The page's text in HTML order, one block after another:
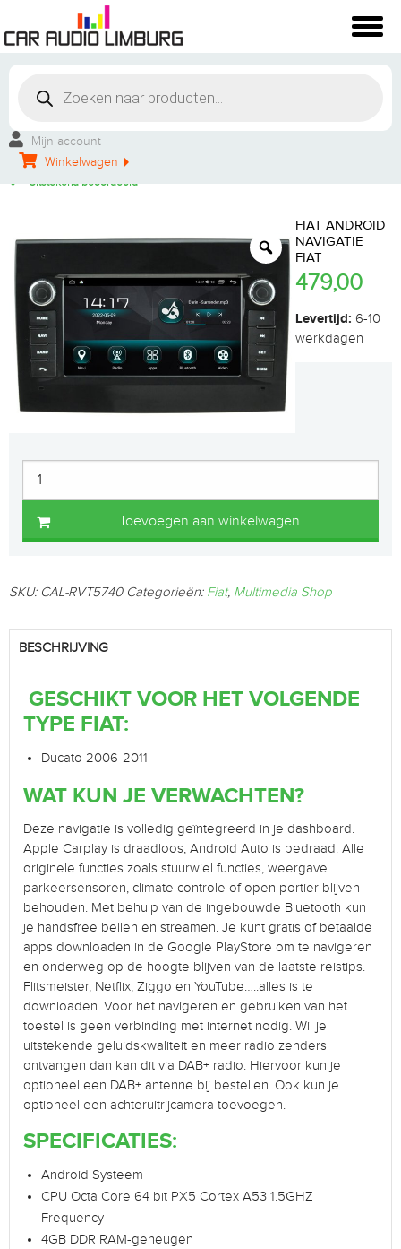
Mijn account
Winkelwagen
Persoonlijke service
Groot aanbod
Uitstekend beoordeeld
FIAT ANDROID
NAVIGATIE
FIAT
479,00
Levertijd: 6-10
werkdagen
Toevoegen aan winkelwagen
SKU: CAL-RVT5740 Categorieën: Fiat, Multimedia Shop
BESCHRIJVING
GESCHIKT VOOR HET VOLGENDE
TYPE FIAT:
Ducato 2006-2011
WAT KUN JE VERWACHTEN?
Deze navigatie is volledig geïntegreerd in je dashboard.
Apple Carplay is draadloos, Android Auto is bedraad. Alle
originele functies zoals stuurwiel functies, weergave
parkeersensoren, climate controle of open portier blijven
behouden. Met behulp van de ingebouwde Bluetooth kun
je handsfree bellen en streamen. Je kunt gratis of betaalde
apps downloaden in de Google PlayStore om te navigeren
en onderweg op de hoogte blijven van de laatste reistips.
Flitsmeister, Netflix, Ziggo en YouTube…..alles is te
downloaden. Voor het navigeren en gebruiken van het
toestel is geen verbinding met internet nodig. Wil je
uitstekende geluidskwaliteit en meer radio zenders
ontvangen dan kan dit via DAB+ radio. Hiervoor kun je
optioneel een DAB+ antenne bij bestellen. Ook kun je
optioneel een achteruitrijcamera toevoegen.
SPECIFICATIES:
Android Systeem
CPU Octa Core 64 bit PX5 Cortex A53 1.5GHZ
Frequency
4GB DDR RAM-geheugen